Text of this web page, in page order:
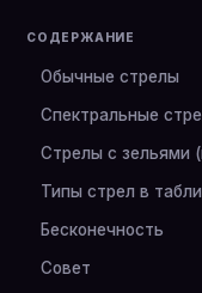
СОДЕРЖАНИЕ
Обычные стрелы
Спектральные
Стрелы с зельями
Типы стрел в
Бесконечность
Совет